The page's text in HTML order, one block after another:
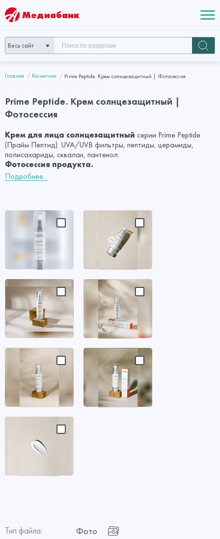
Медиабанк
Весь сайт
Главная Косметика Prime Peptide. Крем солнцезащитный | Фотосессия
Prime Peptide. Крем солнцезащитный |
Фотосессия
Крем для лица солнцезащитный серии Prime Peptide
(Прайм Пептид). UVA/UVB фильтры, пептиды, церамиды,
полисахариды, сквалан, пантенол.
Фотосессия продукта.
Подробнее...
Тип файла:
Фото